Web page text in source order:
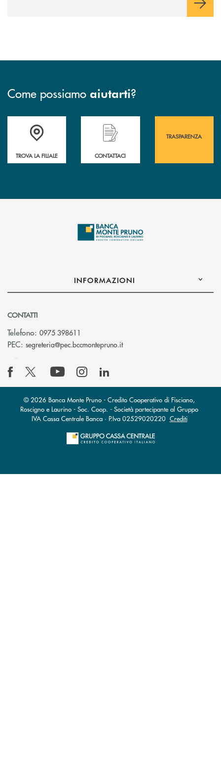
Come possiamo aiutarti?
Accedi all' elenco completo&nbsp; delle&nbsp; filiali&nbsp; di Banca
TROVA LA FILIALE
Hai bisogno di assistenza immediata?
CONTATTACI
TRASPARENZA
INFORMAZIONI
CONTATTI
Telefono: 0975 398611
PEC: segreteria@pec.bccmontepruno.it(si apre l’app di posta
© 2026 Banca Monte Pruno - Credito Cooperativo di Fisciano,
Roscigno e Laurino - Soc. Coop. - Società partecipante al Gruppo
IVA Cassa Centrale Banca · P.Iva 02529020220 Crediti